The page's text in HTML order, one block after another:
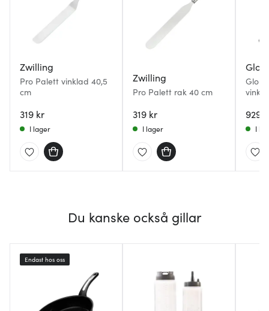
Zwilling
Pro Palett vinklad 40,5
cm
319 kr
I lager
Zwilling
Pro Palett rak 40 cm
319 kr
I lager
929
I
Du kanske också gillar
Endast hos oss